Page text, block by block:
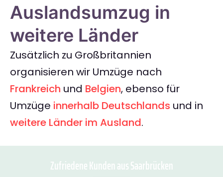
Auslandsumzug in
weitere Länder
Zusätzlich zu Großbritannien
organisieren wir Umzüge nach
Frankreich und Belgien, ebenso für
Umzüge innerhalb Deutschlands und in
weitere Länder im Ausland.
Zufriedene Kunden aus Saarbrücken